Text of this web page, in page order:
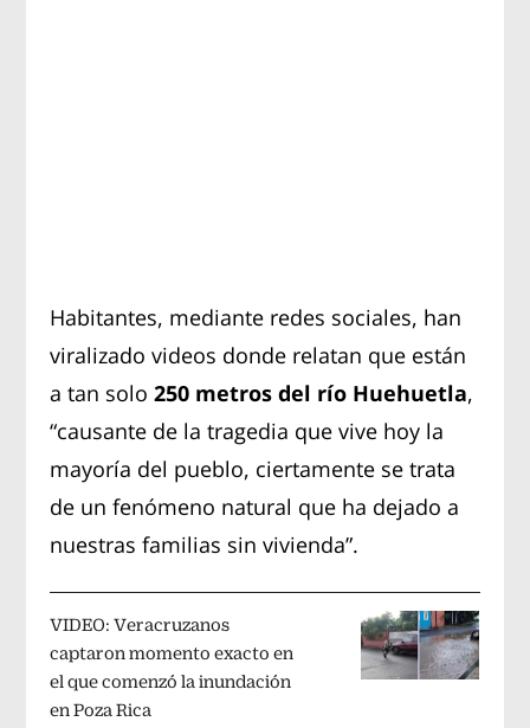
Habitantes, mediante redes sociales, han
viralizado videos donde relatan que están
a tan solo 250 metros del río Huehuetla,
“causante de la tragedia que vive hoy la
mayoría del pueblo, ciertamente se trata
de un fenómeno natural que ha dejado a
nuestras familias sin vivienda”.
VIDEO: Veracruzanos
captaron momento exacto en
el que comenzó la inundación
en Poza Rica